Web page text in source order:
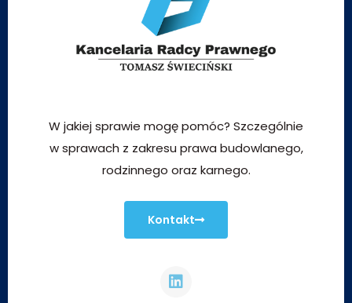
W jakiej sprawie mogę pomóc? Szczególnie
w sprawach z zakresu prawa budowlanego,
rodzinnego oraz karnego.
Kontakt